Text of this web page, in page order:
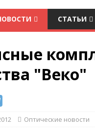
СТАТЬИ
"Веко"
Оптические новости